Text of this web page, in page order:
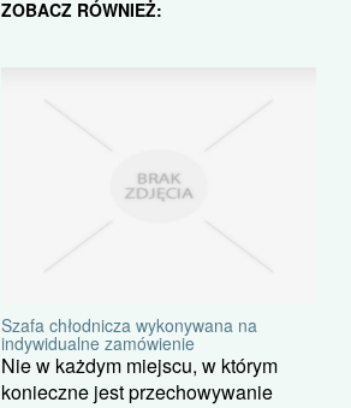
ZOBACZ RÓWNIEŻ:
Szafa chłodnicza wykonywana na
indywidualne zamówienie
Nie w każdym miejscu, w którym
konieczne jest przechowywanie